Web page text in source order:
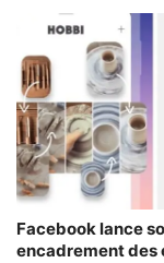
Facebook lance
encadrement des